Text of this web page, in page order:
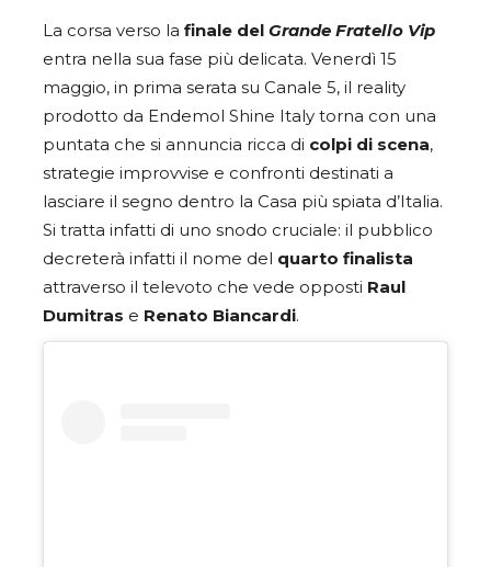
La corsa verso la finale del Grande Fratello Vip
entra nella sua fase più delicata. Venerdì 15
maggio, in prima serata su Canale 5, il reality
prodotto da Endemol Shine Italy torna con una
puntata che si annuncia ricca di colpi di scena,
strategie improvvise e confronti destinati a
lasciare il segno dentro la Casa più spiata d’Italia.
Si tratta infatti di uno snodo cruciale: il pubblico
decreterà infatti il nome del quarto finalista
attraverso il televoto che vede opposti Raul
Dumitras e Renato Biancardi.